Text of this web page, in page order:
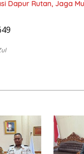
Dapur Rutan, Jaga